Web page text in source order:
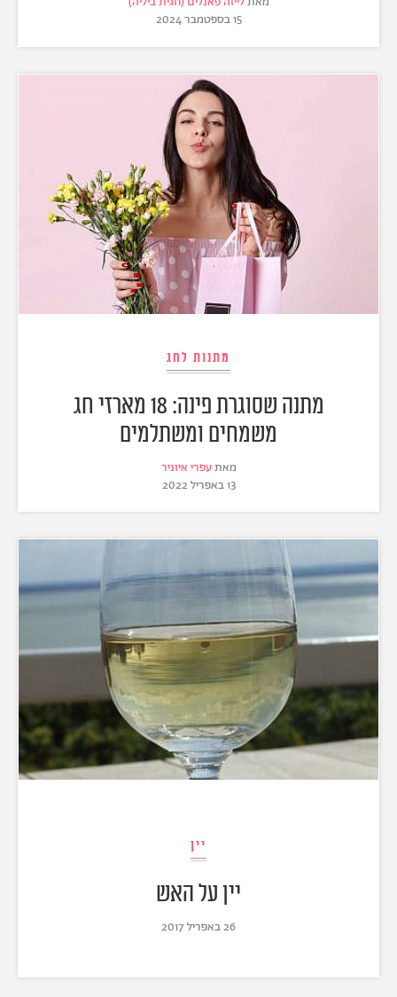
15 בספטמבר 2024
מתנות לחג
מתנה שסוגרת פינה: 18 מארזי חג
משמחים ומשתלמים
מאתעפרי איוניר
13 באפריל 2022
יין
יין על האש
26 באפריל 2017